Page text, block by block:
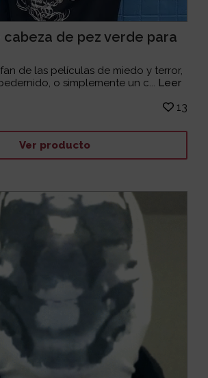
cabeza de pez verde para
de las películas de miedo y terror,
o simplemente un c... Leer
13
Ver producto